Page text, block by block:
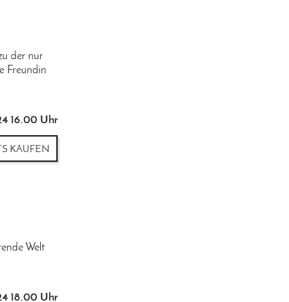
der nur
Freundin
16.00 Uhr
KAUFEN
Welt
18.00 Uhr